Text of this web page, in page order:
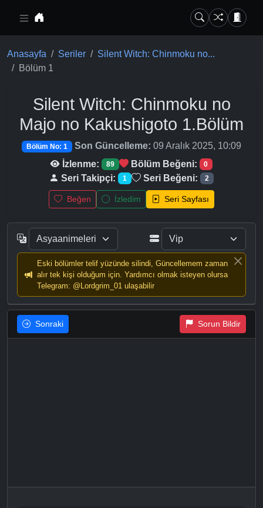
Anasayfa Seriler
Silent Witch: Chinmoku no...
Bölüm 1
Silent Witch: Chinmoku no
Majo no Kakushigoto 1.Bölüm
Bölüm No: 1 Son Güncelleme: 09 Aralık 2025, 10:09
İzlenme:
89 Bölüm Beğeni: 0
Seri Takipçi: 1 Seri Beğeni: 2
Beğen İzledim Seri Sayfası
Eski bölümler telif yüzünde silindi, Güncellemem zaman
alır tek kişi olduğum için. Yardımcı olmak isteyen olursa
Telegram: @Lordgrim_01 ulaşabilir
Sonraki Sorun Bildir